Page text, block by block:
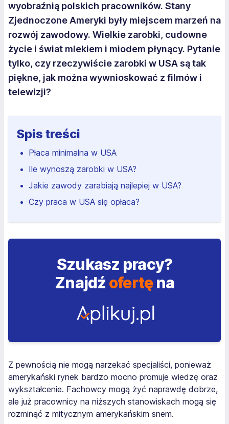
wyobraźnią polskich pracowników. Stany
Zjednoczone Ameryki były miejscem marzeń na
rozwój zawodowy. Wielkie zarobki, cudowne
życie i świat mlekiem i miodem płynący. Pytanie
tylko, czy rzeczywiście zarobki w USA są tak
piękne, jak można wywnioskować z filmów i
telewizji?
Spis treści
Płaca minimalna w USA
Ile wynoszą zarobki w USA?
Jakie zawody zarabiają najlepiej w USA?
Czy praca w USA się opłaca?
Szukasz pracy?
Znajdź ofertęna
Z pewnością nie mogą narzekać specjaliści, ponieważ
amerykański rynek bardzo mocno promuje wiedzę oraz
wykształcenie. Fachowcy mogą żyć naprawdę dobrze,
ale już pracownicy na niższych stanowiskach mogą się
rozminąć z mitycznym amerykańskim snem.